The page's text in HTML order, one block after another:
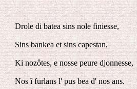
Drole di batea sins nole finiesse,
Sins bankea et sins capestan,
Ki nozôtes, e nosse peure djonnesse,
Nos î furlans l' pus bea d' nos ans.